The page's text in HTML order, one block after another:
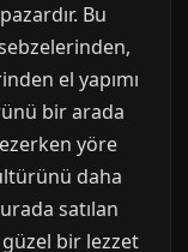
Bu
el yapımı
bir arada
yöre
daha
satılan
bir lezzet